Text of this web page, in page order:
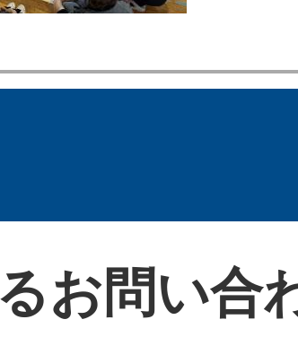
お問い合